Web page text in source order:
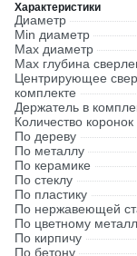
Характеристики
Диаметр
Min диаметр
Max диаметр
Max глубина
Центрирующее
комплекте
Держатель в
Количество коронок
По дереву
По металлу
По керамике
По стеклу
По пластику
По нержавеющей
По цветному
По кирпичу
По бетону